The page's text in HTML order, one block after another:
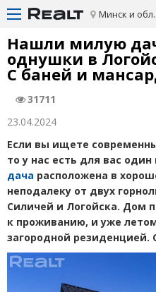
Минск и обл.
Нашли милую
однушки в
С баней и
31711
23.04.2024
Если вы ищете
то у нас есть для вас
дача расположена в
неподалеку от двух
Силичей и Логойска. Дом
к проживанию, и уже
загородной резиденцией.